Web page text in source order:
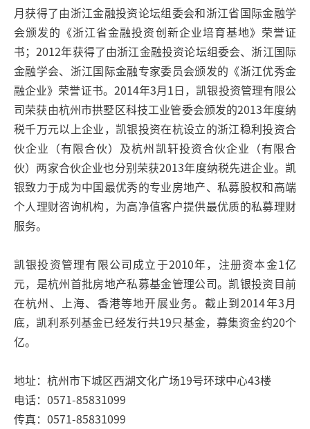
月获得了由浙江金融投资论坛组委会和浙江省国际金融学
会颁发的《浙江省金融投资创新企业培育基地》荣誉证
书；2012年获得了由浙江金融投资论坛组委会、浙江国际
金融学会、浙江国际金融专家委员会颁发的《浙江优秀金
融企业》荣誉证书。2014年3月1日，凯银投资管理有限公
司荣获由杭州市拱墅区科技工业管委会颁发的2013年度纳
税千万元以上企业，凯银投资在杭设立的浙江稳利投资合
伙企业（有限合伙）及杭州凯轩投资合伙企业（有限合
伙）两家合伙企业也分别荣获2013年度纳税先进企业。凯
银致力于成为中国最优秀的专业房地产、私募股权和高端
个人理财咨询机构，为高净值客户提供最优质的私募理财
服务。
凯银投资管理有限公司成立于2010年，注册资本金1亿
元，是杭州首批房地产私募基金管理公司。凯银投资目前
在杭州、上海、香港等地开展业务。截止到2014年3月
底，凯利系列基金已经发行共19只基金，募集资金约20个
亿。
地址：杭州市下城区西湖文化广场19号环球中心43楼
电话：0571-85831099
传真：0571-85831099